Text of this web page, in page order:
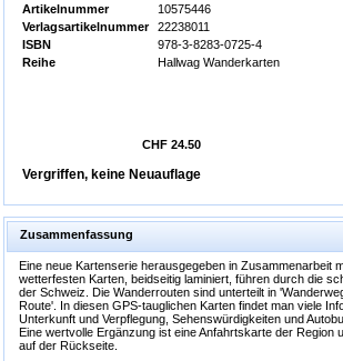
Artikelnummer
10575446
Verlagsartikelnummer
22238011
ISBN
978-3-8283-0725-4
Reihe
Hallwag Wanderkarten
CHF 24.50
Vergriffen, keine Neuauflage
Zusammenfassung
Eine neue Kartenserie herausgegeben in Zusammenarbeit
wetterfesten Karten, beidseitig laminiert, führen durch die
der Schweiz. Die Wanderrouten sind unterteilt in
Route'. In diesen GPS-tauglichen Karten findet man viele
Unterkunft und Verpflegung, Sehenswürdigkeiten und
Eine wertvolle Ergänzung ist eine Anfahrtskarte der Region
auf der Rückseite.